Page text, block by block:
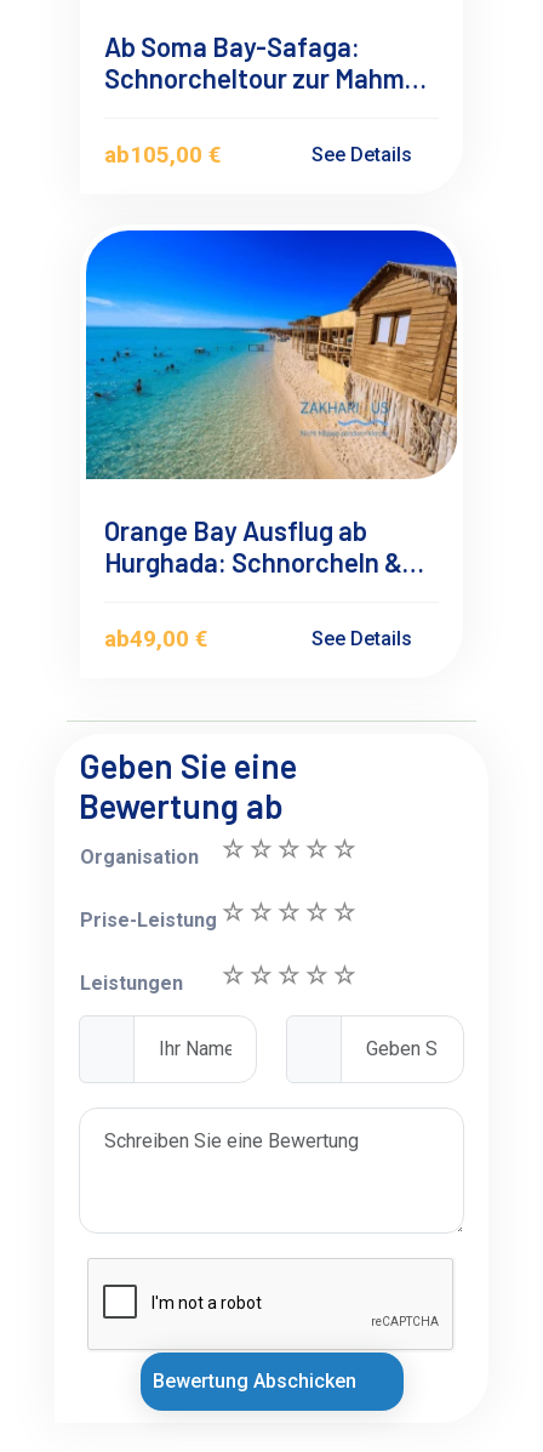
Ab Soma Bay-Safaga:
Schnorcheltour zur Mahmya
ab105,00 € See Details
Orange Bay Ausflug ab
Hurghada: Schnorcheln &
ab49,00 € See Details
Geben Sie eine
Bewertung ab
Organisation
Prise-Leistung
Leistungen
Bewertung Abschicken